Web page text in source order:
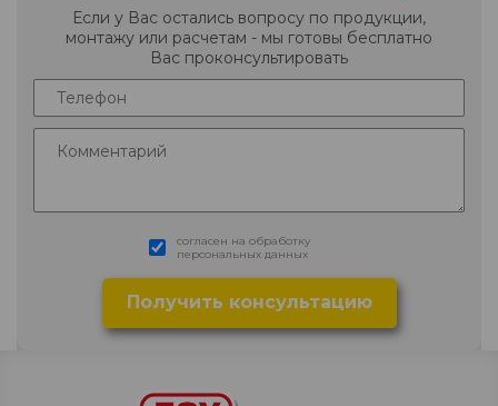
Если у Вас остались вопросу по продукции,
монтажу или расчетам - мы готовы бесплатно
Вас проконсультировать
согласен на обработку
персональных данных